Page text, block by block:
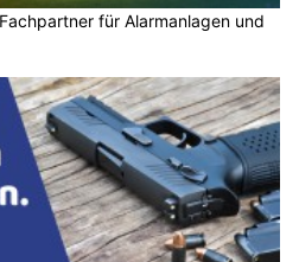
für Alarmanlagen und